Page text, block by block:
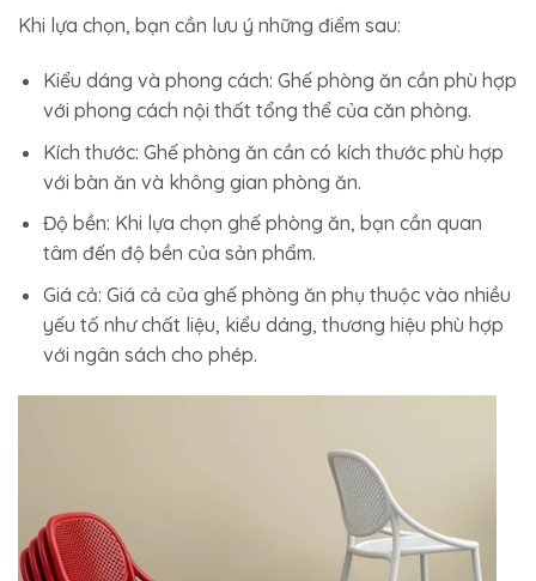
Khi lựa chọn, bạn cần lưu ý những điểm sau:
Kiểu dáng và phong cách: Ghế phòng ăn cần phù hợp
với phong cách nội thất tổng thể của căn phòng.
Kích thước: Ghế phòng ăn cần có kích thước phù hợp
với bàn ăn và không gian phòng ăn.
Độ bền: Khi lựa chọn ghế phòng ăn, bạn cần quan
tâm đến độ bền của sản phẩm.
Giá cả: Giá cả của ghế phòng ăn phụ thuộc vào nhiều
yếu tố như chất liệu, kiểu dáng, thương hiệu phù hợp
với ngân sách cho phép.